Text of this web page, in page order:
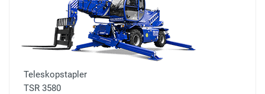
Teleskopstapler
TSR 3580